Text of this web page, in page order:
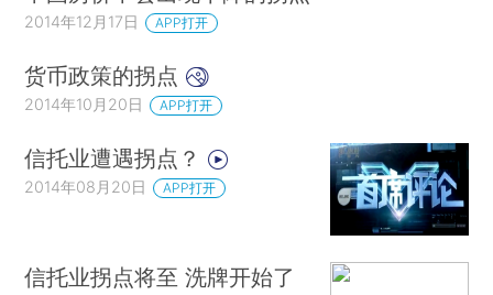
2014年12月17日 APP打开
货币政策的拐点
2014年10月20日 APP打开
信托业遭遇拐点？
2014年08月20日 APP打开
信托业拐点将至 洗牌开始了